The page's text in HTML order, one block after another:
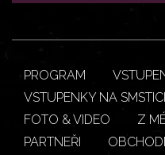
PROGRAM
VSTUPENKY NA
FOTO & VIDEO
Z
PARTNEŘI